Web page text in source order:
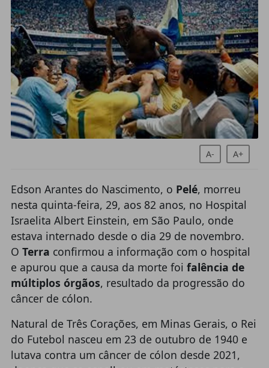
A- A+
Edson Arantes do Nascimento, o Pelé, morreu
nesta quinta-feira, 29, aos 82 anos, no Hospital
Israelita Albert Einstein, em São Paulo, onde
estava internado desde o dia 29 de novembro.
O Terra confirmou a informação com o hospital
e apurou que a causa da morte foi falência de
múltiplos órgãos, resultado da progressão do
câncer de cólon.
Natural de Três Corações, em Minas Gerais, o Rei
do Futebol nasceu em 23 de outubro de 1940 e
lutava contra um câncer de cólon desde 2021,